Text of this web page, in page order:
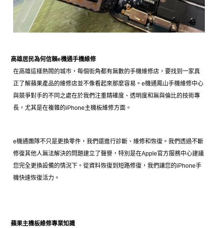
高雄居民為何信賴e機通手機維修
在高雄這樣熱鬧的城市，每個街角都有無數的手機維修店，要找到一家真
正了解蘋果產品的維修店並不像看起來那麼容易。e機通鳳山手機維修中心
與競爭對手的不同之處在於我們注重精確度、透明度和無與倫比的技術專
長，尤其是在複雜的iPhone主機板維修方面。
e機通團隊不只是更換零件，我們還進行診斷、維修和恢復。我們透過不斷
修復其他人無法解決的問題建立了聲譽，特別是在Apple官方服務中心建議
您完全更換設備的情況下。從資料恢復到短路修復，我們讓您的iPhone手
機快速恢復活力。
蘋果主機板維修專業知識